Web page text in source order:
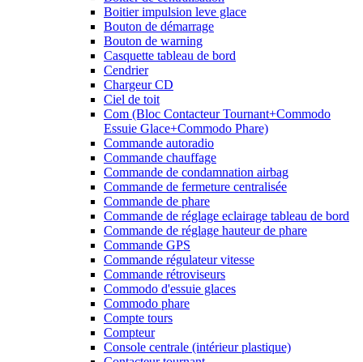
Boitier impulsion leve glace
Bouton de démarrage
Bouton de warning
Casquette tableau de bord
Cendrier
Chargeur CD
Ciel de toit
Com (Bloc Contacteur Tournant+Commodo
Essuie Glace+Commodo Phare)
Commande autoradio
Commande chauffage
Commande de condamnation airbag
Commande de fermeture centralisée
Commande de phare
Commande de réglage eclairage tableau de bord
Commande de réglage hauteur de phare
Commande GPS
Commande régulateur vitesse
Commande rétroviseurs
Commodo d'essuie glaces
Commodo phare
Compte tours
Compteur
Console centrale (intérieur plastique)